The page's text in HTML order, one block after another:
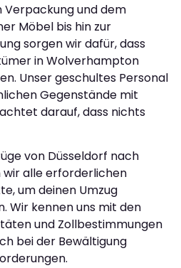
Verpackung und dem
Möbel bis hin zur
sorgen wir dafür, dass
in Wolverhampton
Unser geschultes Personal
Gegenstände mit
darauf, dass nichts
von Düsseldorf nach
alle erforderlichen
um deinen Umzug
Wir kennen uns mit den
und Zollbestimmungen
bei der Bewältigung